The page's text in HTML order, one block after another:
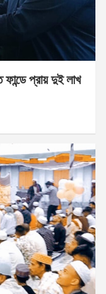
ফান্ডে প্রায় দুই লাখ